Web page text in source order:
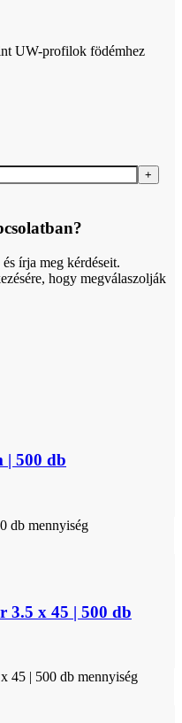
UW-profilok födémhez
írja meg kérdéseit.
hogy megválaszolják
| 500 db
db mennyiség
3.5 x 45 | 500 db
45 | 500 db mennyiség